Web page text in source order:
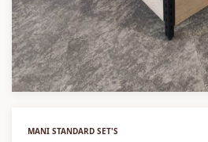
MANI STANDARD SET'S